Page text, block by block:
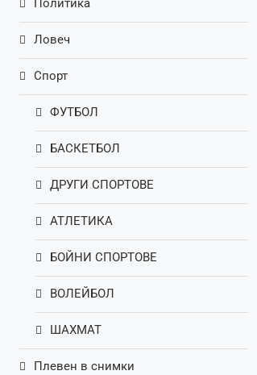
Политика
Ловеч
Спорт
ФУТБОЛ
БАСКЕТБОЛ
ДРУГИ СПОРТОВЕ
АТЛЕТИКА
БОЙНИ СПОРТОВЕ
ВОЛЕЙБОЛ
ШАХМАТ
Плевен в снимки